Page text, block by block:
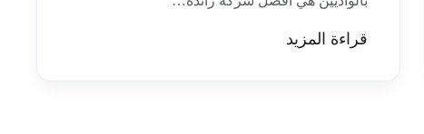
قراءة المزيد